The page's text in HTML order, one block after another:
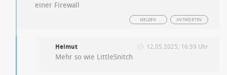
einer Firewall
ANTWORTEN
MELDEN
Helmut 12.05.2025, 16:39 Uhr
Mehr so wie LittleSnitch